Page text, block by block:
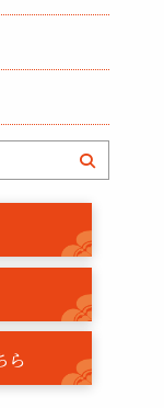
ら